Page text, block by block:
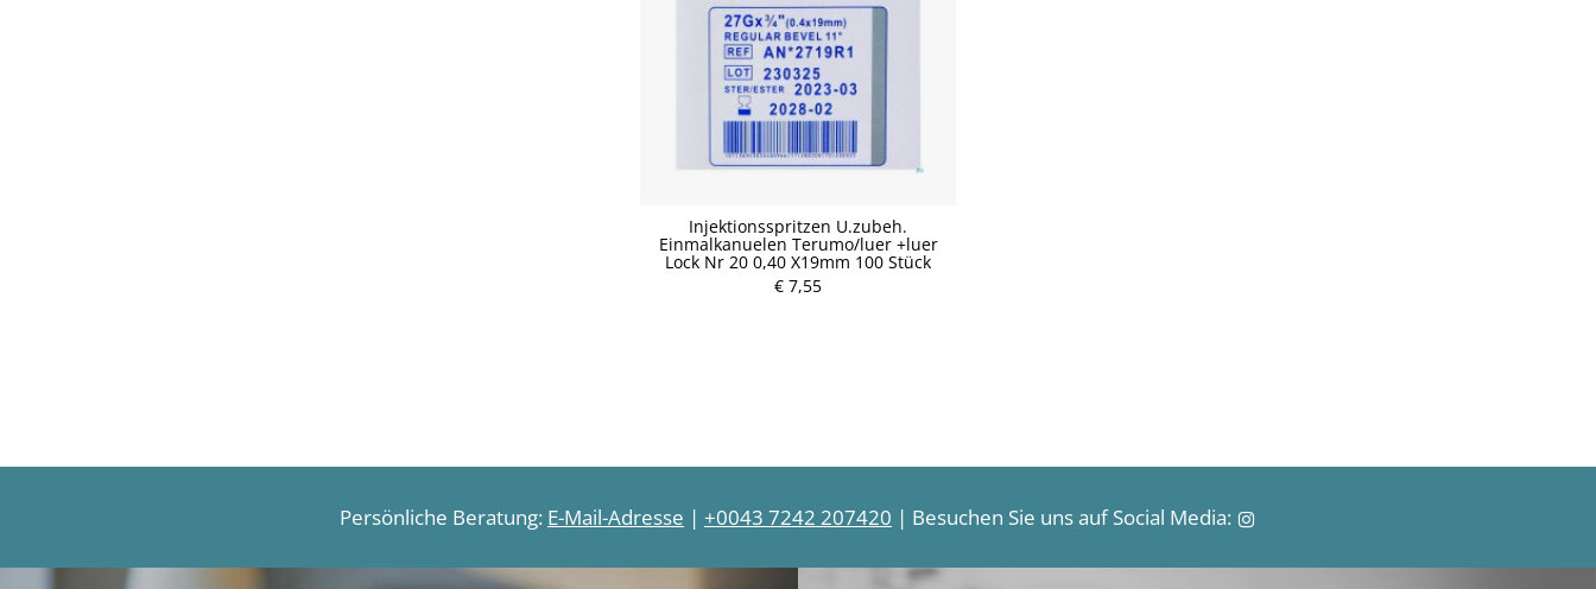
Injektionsspritzen U.zubeh.
Einmalkanuelen Terumo/luer +luer
Lock Nr 20 0,40 X19mm 100 Stück
€ 7,55
Persönliche Beratung: E-Mail-Adresse | +0043 7242 207420 | Besuchen Sie uns auf Social Media: